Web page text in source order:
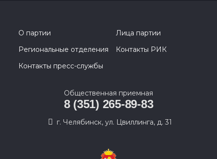
О партии
Лица партии
Региональные отделения
Контакты РИК
Контакты пресс-службы
Общественная приемная
8 (351) 265-89-83
г. Челябинск, ул. Цвиллинга, д. 31